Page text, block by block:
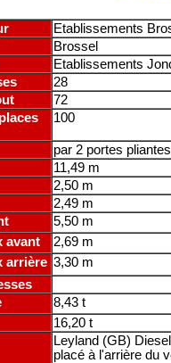
Etablissements
Brossel
Etablissements
28
72
100
par 2 portes
11,49 m
2,50 m
2,49 m
5,50 m
avant
2,69 m
arrière 3,30 m
8,43 t
16,20 t
Leyland (GB)
placé à l'arrière du